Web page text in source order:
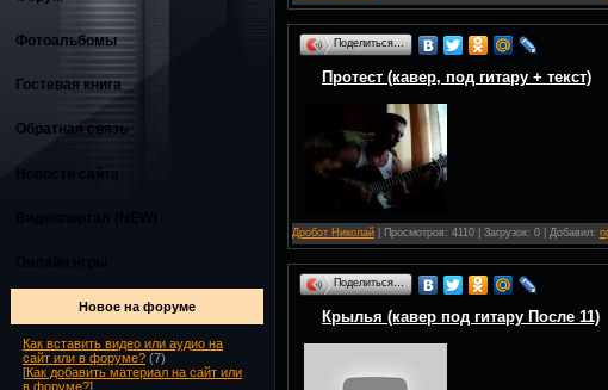
Фотоальбомы
Гостевая книга
Обратная связь
Новости сайта
Новое на форуме
Как вставить видео или аудио на
сайт или в форуме? (7)
[Как добавить материал на сайт или
в форуме?]
Поделиться…
Протест (кавер, под гитару + текст)
Дробот Николай | Просмотров: 4110 | Загрузок: 0 | Добавил:
Поделиться…
Крылья (кавер под гитару После 11)